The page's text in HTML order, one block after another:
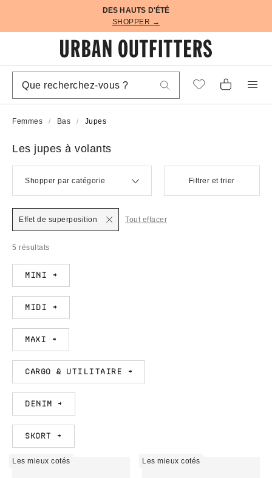
DES HAUTS D'ÉTÉ
SHOPPER →
Femmes Bas Jupes
Les jupes à volants
Shopper par catégorie Filtrer et trier
5 résultats
Effet de superposition Tout effacer
Mini →
Midi →
Maxi →
Cargo & Utilitaire →
Denim →
Skort →
Les mieux cotés Les mieux cotés